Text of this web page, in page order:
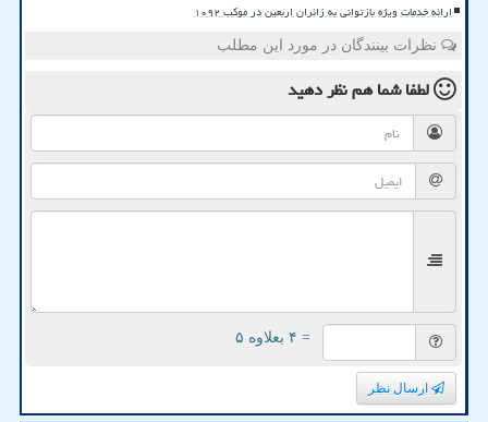
ارائه خدمات ویژه بازتوانی به زائران اربعین در موکب ۱۰۹۲
نظرات بینندگان در مورد این مطلب
لطفا شما همنظر دهید
= ۴ بعلاوه ۵
ارسال نظر